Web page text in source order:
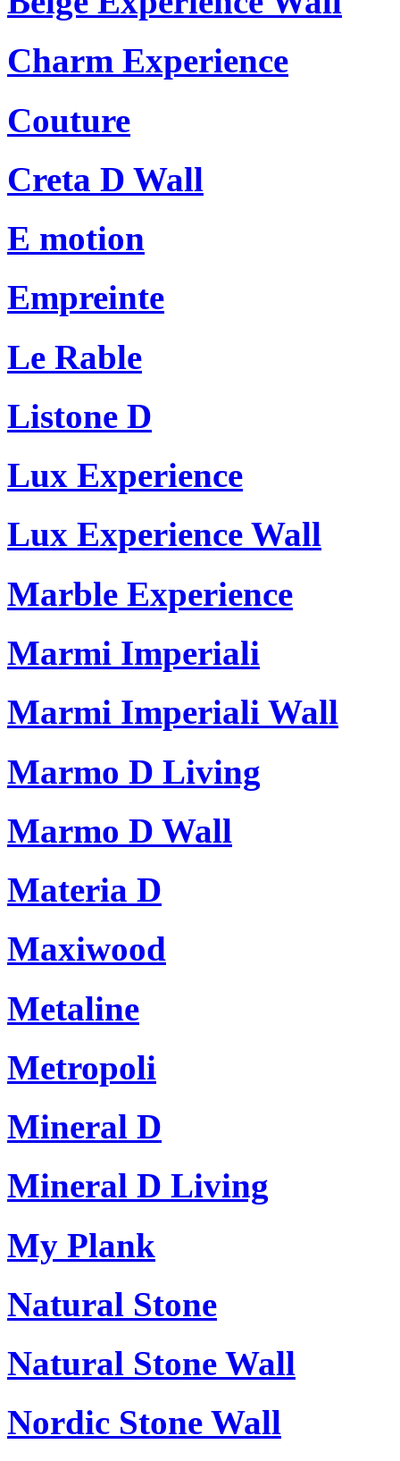
Charm Experience
Couture
Creta D Wall
E motion
Empreinte
Le Rable
Listone D
Lux Experience
Lux Experience Wall
Marble Experience
Marmi Imperiali
Marmi Imperiali Wall
Marmo D Living
Marmo D Wall
Materia D
Maxiwood
Metaline
Metropoli
Mineral D
Mineral D Living
My Plank
Natural Stone
Natural Stone Wall
Nordic Stone Wall